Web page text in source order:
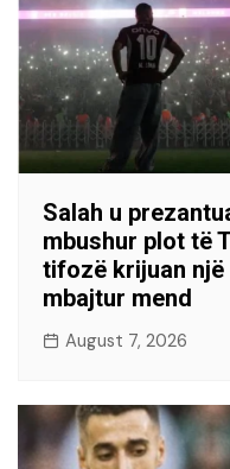
Salah u
mbushur plot të
tifozë krijuan një
mbajtur mend
August 7, 2026